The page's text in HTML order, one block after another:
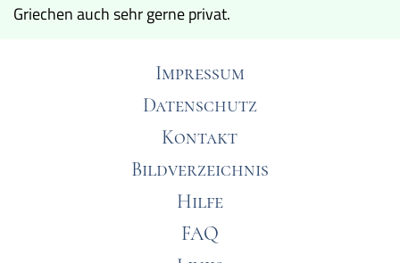
Griechen auch sehr gerne privat.
Impressum
Datenschutz
Kontakt
Bildverzeichnis
Hilfe
FAQ